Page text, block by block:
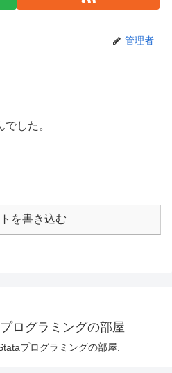
管理者
した。
を書き込む
ログラミングの部屋
プログラミングの部屋.